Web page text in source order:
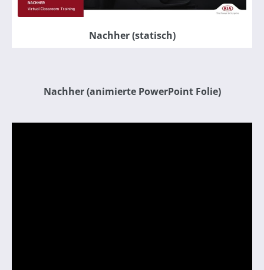
Nachher (statisch)
Nachher (animierte PowerPoint Folie)